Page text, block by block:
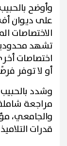
وأوضح
على ديوان
الاختصاصات
تشهد
اختصاصات
أو لا توفر
وشدد
مراجعة
والجامعي،
قدرات